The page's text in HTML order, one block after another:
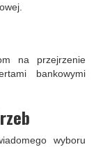
na przejrzenie
bankowymi
wyboru